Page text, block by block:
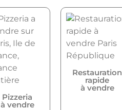
Pizzeria
à vendre
Restauration
rapide
à vendre